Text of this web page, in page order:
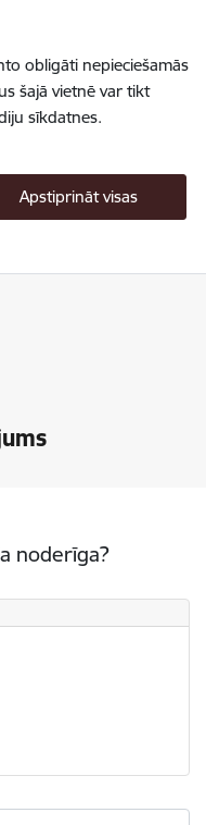
obligāti nepieciešamās
šajā vietnē var tikt
sīkdatnes.
Apstiprināt visas
noderīga?